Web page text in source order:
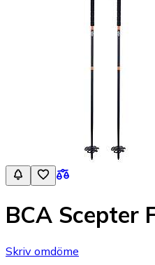
BCA Scepter
Skriv omdöme